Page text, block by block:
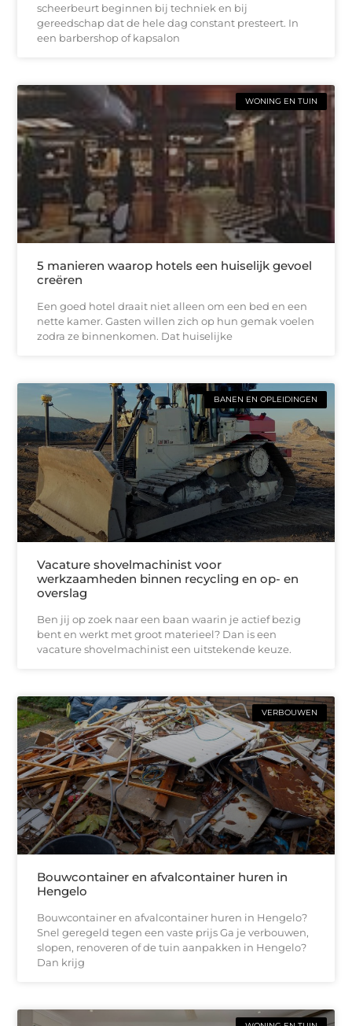
scheerbeurt beginnen bij techniek en bij
gereedschap dat de hele dag constant presteert. In
een barbershop of kapsalon
WONING EN TUIN
5 manieren waarop hotels een huiselijk gevoel
creëren
Een goed hotel draait niet alleen om een bed en een
nette kamer. Gasten willen zich op hun gemak voelen
zodra ze binnenkomen. Dat huiselijke
BANEN EN OPLEIDINGEN
Vacature shovelmachinist voor
werkzaamheden binnen recycling en op- en
overslag
Ben jij op zoek naar een baan waarin je actief bezig
bent en werkt met groot materieel? Dan is een
vacature shovelmachinist een uitstekende keuze.
VERBOUWEN
Bouwcontainer en afvalcontainer huren in
Hengelo
Bouwcontainer en afvalcontainer huren in Hengelo?
Snel geregeld tegen een vaste prijs Ga je verbouwen,
slopen, renoveren of de tuin aanpakken in Hengelo?
Dan krijg